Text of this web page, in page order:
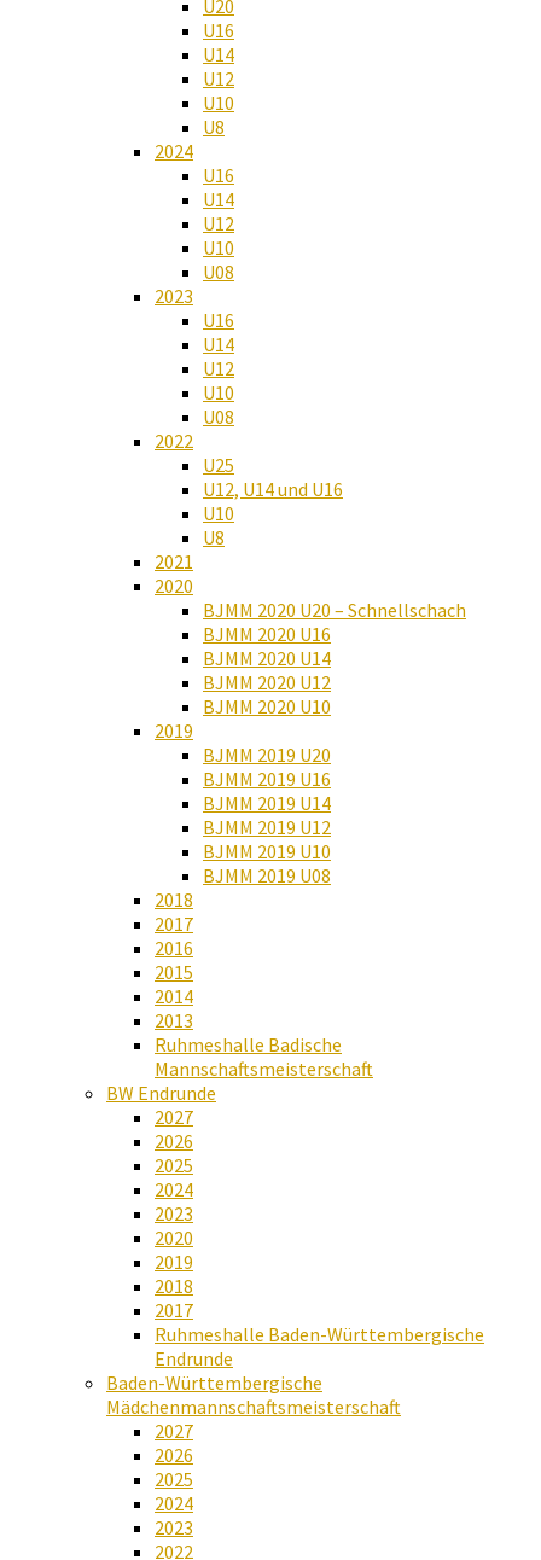
U20
U16
U14
U12
U10
U8
2024
U16
U14
U12
U10
U08
2023
U16
U14
U12
U10
U08
2022
U25
U12, U14 und U16
U10
U8
2021
2020
BJMM 2020 U20 – Schnellschach
BJMM 2020 U16
BJMM 2020 U14
BJMM 2020 U12
BJMM 2020 U10
2019
BJMM 2019 U20
BJMM 2019 U16
BJMM 2019 U14
BJMM 2019 U12
BJMM 2019 U10
BJMM 2019 U08
2018
2017
2016
2015
2014
2013
Ruhmeshalle Badische
Mannschaftsmeisterschaft
BW Endrunde
2027
2026
2025
2024
2023
2020
2019
2018
2017
Ruhmeshalle Baden-Württembergische
Endrunde
Baden-Württembergische
Mädchenmannschaftsmeisterschaft
2027
2026
2025
2024
2023
2022